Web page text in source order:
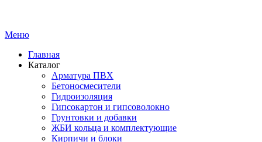
Меню
Главная
Каталог
Арматура ПВХ
Бетоносмесители
Гидроизоляция
Гипсокартон и гипсоволокно
Грунтовки и добавки
ЖБИ кольца и комплектующие
Кирпичи и блоки